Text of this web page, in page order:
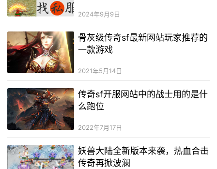
2024年9月9日
骨灰级传奇sf最新网站玩家推荐的
一款游戏
2021年5月14日
传奇sf开服网站中的战士用的是什
么跑位
2022年7月17日
妖兽大陆全新版本来袭，热血合击
传奇再掀波澜